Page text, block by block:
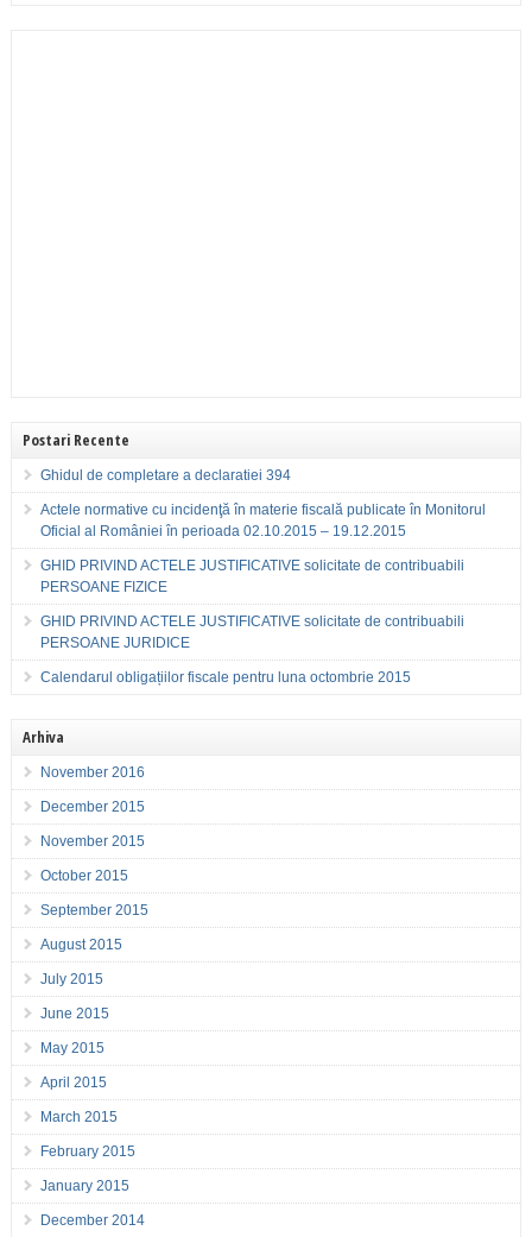
Postari Recente
Ghidul de completare a declaratiei 394
Actele normative cu incidenţă în materie fiscală publicate în Monitorul
Oficial al României în perioada 02.10.2015 – 19.12.2015
GHID PRIVIND ACTELE JUSTIFICATIVE solicitate de contribuabili
PERSOANE FIZICE
GHID PRIVIND ACTELE JUSTIFICATIVE solicitate de contribuabili
PERSOANE JURIDICE
Calendarul obligațiilor fiscale pentru luna octombrie 2015
Arhiva
November 2016
December 2015
November 2015
October 2015
September 2015
August 2015
July 2015
June 2015
May 2015
April 2015
March 2015
February 2015
January 2015
December 2014